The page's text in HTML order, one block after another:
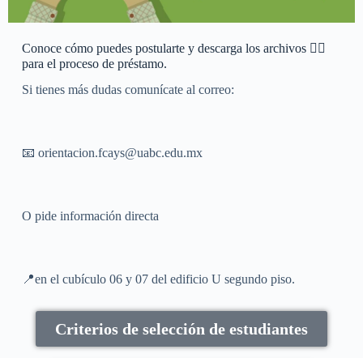
Conoce cómo puedes postularte y descarga los archivos 👇🏼
para el proceso de préstamo.
Si tienes más dudas comunícate al correo:
📧 orientacion.fcays@uabc.edu.mx
O pide información directa
📍en el cubículo 06 y 07 del edificio U segundo piso.
Criterios de selección de estudiantes